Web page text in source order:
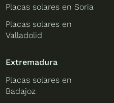
Placas solares en Soria
Placas solares en
Valladolid
Extremadura
Placas solares en
Badajoz